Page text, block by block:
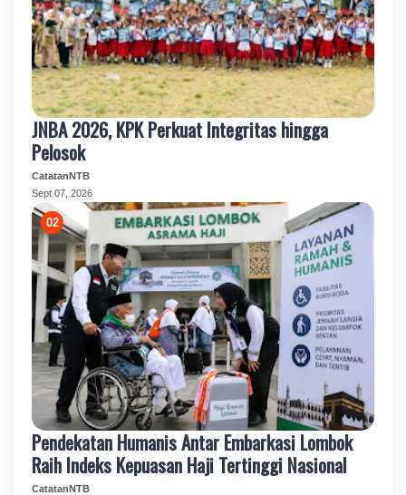
JNBA 2026, KPK Perkuat Integritas hingga
Pelosok
CatatanNTB
Sept 07, 2026
Pendekatan Humanis Antar Embarkasi Lombok
Raih Indeks Kepuasan Haji Tertinggi Nasional
CatatanNTB